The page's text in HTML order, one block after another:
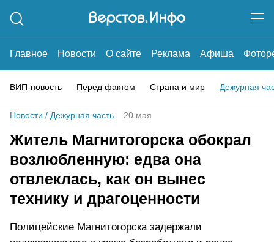
Главное Новости О сайте Реклама Афиша
ВИП-новость Перед фактом Страна и мир Дежурная
Новости / Дежурная часть 20 мая
Житель Магнитогорска обокрал
возлюбленную: едва она
отвлеклась, как он вынес
технику и драгоценности
Полицейские Магнитогорска задержали